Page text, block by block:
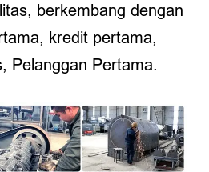
berkembang dengan
kredit pertama,
Pelanggan Pertama.